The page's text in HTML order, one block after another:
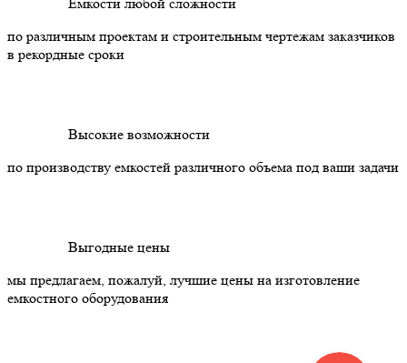
по различным проектам и строительным чертежам заказчиков
в рекордные сроки
Высокие возможности
по производству емкостей различного объема под ваши задачи
Выгодные цены
мы предлагаем, пожалуй, лучшие цены на изготовление
емкостного оборудования